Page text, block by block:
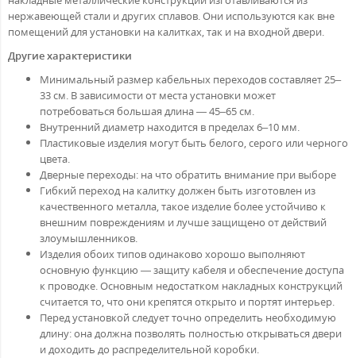
нержавеющей стали и других сплавов. Они используются как вне
помещений для установки на калитках, так и на входной двери.
Другие характеристики
Минимальный размер кабельных переходов составляет 25–
33 см. В зависимости от места установки может
потребоваться большая длина — 45–65 см.
Внутренний диаметр находится в пределах 6–10 мм.
Пластиковые изделия могут быть белого, серого или черного
цвета.
Дверные переходы: на что обратить внимание при выборе
Гибкий переход на калитку должен быть изготовлен из
качественного металла, такое изделие более устойчиво к
внешним повреждениям и лучше защищено от действий
злоумышленников.
Изделия обоих типов одинаково хорошо выполняют
основную функцию — защиту кабеля и обеспечение доступа
к проводке. Основным недостатком накладных конструкций
считается то, что они крепятся открыто и портят интерьер.
Перед установкой следует точно определить необходимую
длину: она должна позволять полностью открываться двери
и доходить до распределительной коробки.